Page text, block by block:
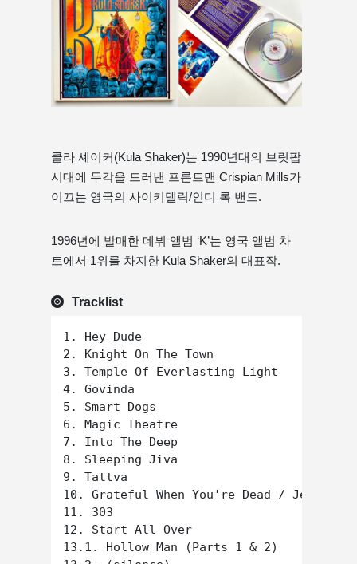
쿨라 셰이커(Kula Shaker)는 1990년대의 브릿팝
시대에 두각을 드러낸 프론트맨 Crispian Mills가
이끄는 영국의 사이키델릭/인디 록 밴드.
1996년에 발매한 데뷔 앨범 ‘K’는 영국 앨범 차
트에서 1위를 차지한 Kula Shaker의 대표작.
Tracklist
1. Hey Dude
2. Knight On The Town
3. Temple Of Everlasting Light
4. Govinda
5. Smart Dogs
6. Magic Theatre
7. Into The Deep
8. Sleeping Jiva
9. Tattva
10. Grateful When You're Dead / Jerry
11. 303
12. Start All Over
13.1. Hollow Man (Parts 1 & 2)